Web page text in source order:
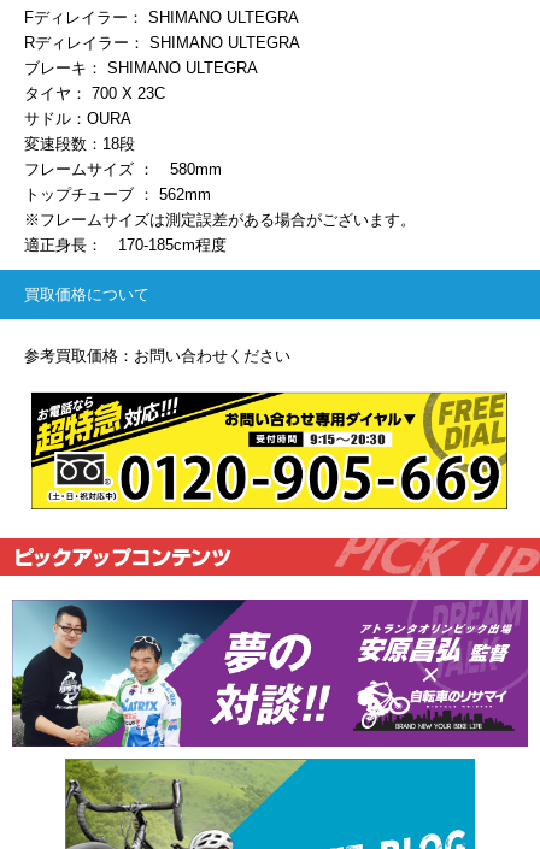
Fディレイラー： SHIMANO ULTEGRA
Rディレイラー： SHIMANO ULTEGRA
ブレーキ： SHIMANO ULTEGRA
タイヤ： 700 X 23C
サドル：OURA
変速段数：18段
フレームサイズ ： 580mm
トップチューブ ： 562mm
※フレームサイズは測定誤差がある場合がございます。
適正身長： 170-185cm程度
買取価格について
参考買取価格：お問い合わせください